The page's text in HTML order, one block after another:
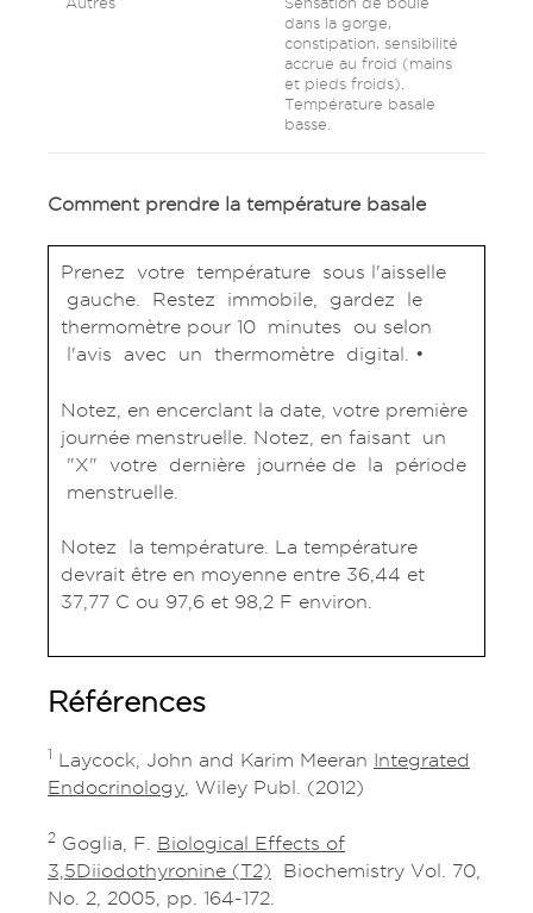
dans la gorge,
constipation, sensibilité
accrue au froid (mains
et pieds froids).
Température basale
basse.
Comment prendre la température basale
Prenez votre température sous l'aisselle
gauche. Restez immobile, gardez le
thermomètre pour 10 minutes ou selon
l'avis avec un thermomètre digital. •
Notez, en encerclant la date, votre première
journée menstruelle. Notez, en faisant un
"X" votre dernière journée de la période
menstruelle.
Notez la température. La température
devrait être en moyenne entre 36,44 et
37,77 C ou 97,6 et 98,2 F environ.
Références
1 Laycock, John and Karim Meeran Integrated
Endocrinology , Wiley Publ. (2012)
2 Goglia, F. Biological Effects of
3,5Diiodothyronine (T2) Biochemistry Vol. 70,
No. 2, 2005, pp. 164-172.